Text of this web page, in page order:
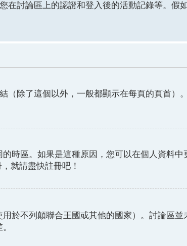
在討論區上的認證和登入後的活動記錄等。假
（除了這個以外，一般都顯示在每頁的頁首）
時區。如果是這種原因，您可以在個人資料
就請盡快註冊吧！
於不列顛聯合王國或其他的國家）。討論區